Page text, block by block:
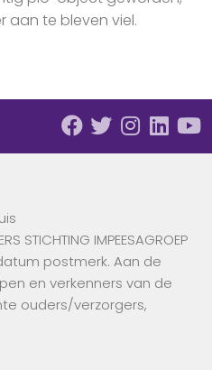
aan te bleven viel.
STICHTING IMPEESAGROEP
postmerk. Aan de
en verkenners van de
ouders/verzorgers,